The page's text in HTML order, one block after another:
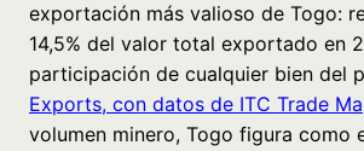
exportación más valioso de Togo:
14,5% del valor total exportado en
participación de cualquier bien del
Exports, con datos de ITC Trade
volumen minero, Togo figura como